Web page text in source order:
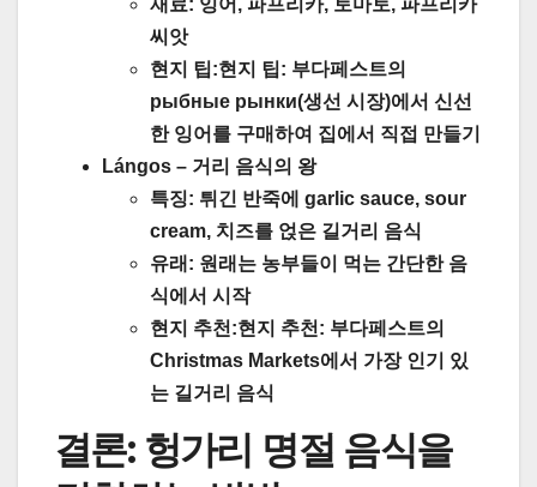
재료: 잉어, 파프리카, 토마토, 파프리카
씨앗
현지 팁:현지 팁: 부다페스트의
рыбные рынки(생선 시장)에서 신선
한 잉어를 구매하여 집에서 직접 만들기
Lángos – 거리 음식의 왕
특징: 튀긴 반죽에 garlic sauce, sour
cream, 치즈를 얹은 길거리 음식
유래: 원래는 농부들이 먹는 간단한 음
식에서 시작
현지 추천:현지 추천: 부다페스트의
Christmas Markets에서 가장 인기 있
는 길거리 음식
결론: 헝가리 명절 음식을